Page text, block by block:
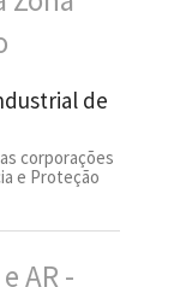
de
corporações
e Proteção